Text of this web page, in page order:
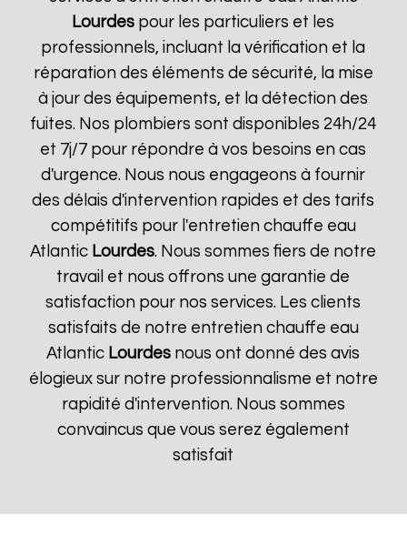
Lourdes pour les particuliers et les
professionnels, incluant la vérification et la
réparation des éléments de sécurité, la mise
à jour des équipements, et la détection des
fuites. Nos plombiers sont disponibles 24h/24
et 7j/7 pour répondre à vos besoins en cas
d'urgence. Nous nous engageons à fournir
des délais d'intervention rapides et des tarifs
compétitifs pour l'entretien chauffe eau
Atlantic Lourdes. Nous sommes fiers de notre
travail et nous offrons une garantie de
satisfaction pour nos services. Les clients
satisfaits de notre entretien chauffe eau
Atlantic Lourdes nous ont donné des avis
élogieux sur notre professionnalisme et notre
rapidité d'intervention. Nous sommes
convaincus que vous serez également
satisfait